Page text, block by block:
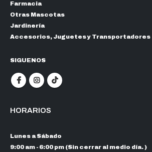
Farmacia
Otras Mascotas
Jardinería
Accesorios, Juguetes y Transportadores
SIGUENOS
HORARIOS
Lunes a Sábado
9:00 am - 6:00 pm (Sin cerrar al medio día. )